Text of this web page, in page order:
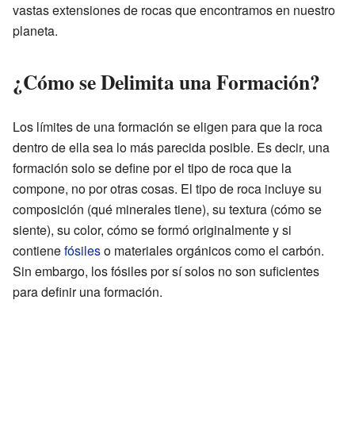
vastas extensiones de rocas que encontramos en nuestro
planeta.
¿Cómo se Delimita una Formación?
Los límites de una formación se eligen para que la roca
dentro de ella sea lo más parecida posible. Es decir, una
formación solo se define por el tipo de roca que la
compone, no por otras cosas. El tipo de roca incluye su
composición (qué minerales tiene), su textura (cómo se
siente), su color, cómo se formó originalmente y si
contienefósileso materiales orgánicos como el carbón.
Sin embargo, los fósiles por sí solos no son suficientes
para definir una formación.